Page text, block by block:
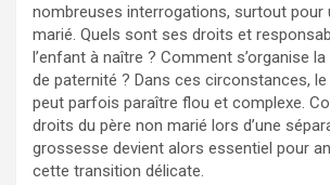
nombreuses interrogations, surtout pour
marié. Quels sont ses droits et
l’enfant à naître ? Comment s’organise
de paternité ? Dans ces circonstances, le
peut parfois paraître flou et complexe.
droits du père non marié lors d’une
grossesse devient alors essentiel pour
cette transition délicate.